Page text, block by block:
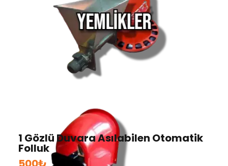
1 Gözlü Duvara Asılabilen Otomatik
Folluk
500₺